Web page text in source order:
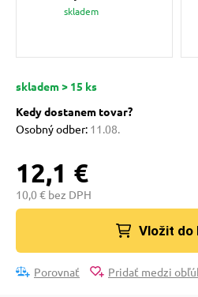
mačky
podložky
poukazy
skladem
skladem > 15 ks
Kedy dostanem tovar?
Osobný odber: 11.08.
12,1 €
10,0 € bez DPH
Vložit do
Porovnať Pridať medzi